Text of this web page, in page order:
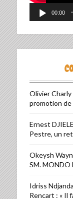
00:00
Olivier Charly
promotion de
Ernest DJIELE
Pestre, un
Okeysh
SM. MONDO
Idriss Ndjanda
Rencart : « Il